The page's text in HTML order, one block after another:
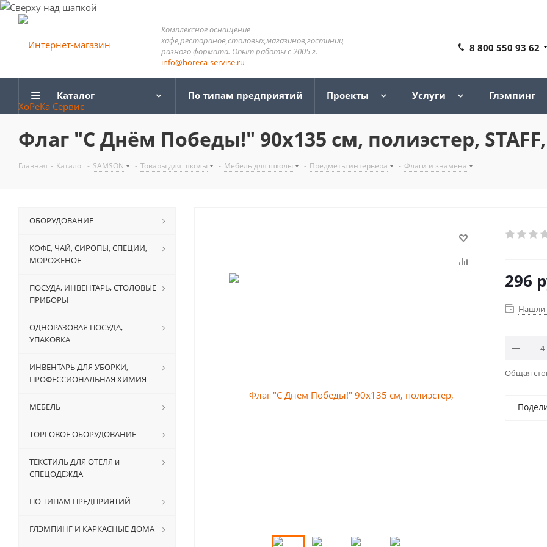
Комплексное оснащение
кафе,ресторанов,столовых,магазинов,гостиниц
разного формата. Опыт работы с 2005 г.
info@horeca-servise.ru
8 800 550 93 62
Каталог По типам предприятий Проекты Услуги Глэмпинг
Флаг "С Днём Победы!" 90х135 см, полиэстер, STAFF,
Главная - Каталог - SAMSON - Товары для школы - Мебель для школы - Предметы интерьера - Флаги и знамена
296
Нашли
Общая
ОБОРУДОВАНИЕ
КОФЕ, ЧАЙ, СИРОПЫ, СПЕЦИИ,
МОРОЖЕНОЕ
ПОСУДА, ИНВЕНТАРЬ, СТОЛОВЫЕ
ПРИБОРЫ
ОДНОРАЗОВАЯ ПОСУДА,
УПАКОВКА
ИНВЕНТАРЬ ДЛЯ УБОРКИ,
ПРОФЕССИОНАЛЬНАЯ ХИМИЯ
МЕБЕЛЬ
ТОРГОВОЕ ОБОРУДОВАНИЕ
ТЕКСТИЛЬ ДЛЯ ОТЕЛЯ и
СПЕЦОДЕЖДА
ПО ТИПАМ ПРЕДПРИЯТИЙ
ГЛЭМПИНГ И КАРКАСНЫЕ ДОМА